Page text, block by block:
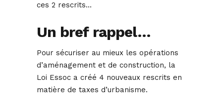
ces 2 rescrits…
Un bref rappel…
Pour sécuriser au mieux les opérations
d’aménagement et de construction, la
Loi Essoc a créé 4 nouveaux rescrits en
matière de taxes d’urbanisme.